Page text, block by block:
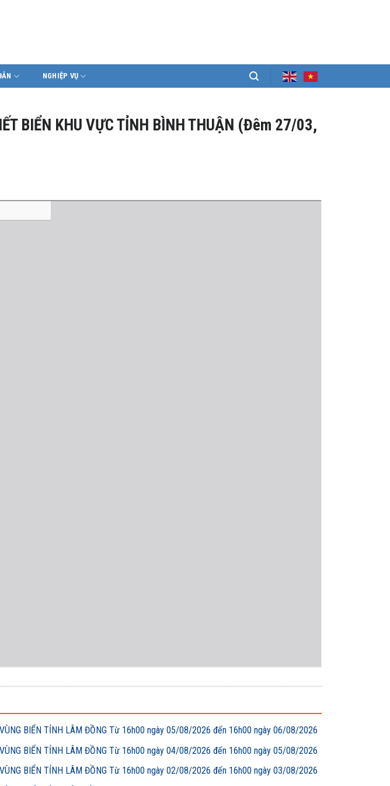
NGHIỆP VỤ
BIỂN KHU VỰC TỈNH BÌNH THUẬN (Đêm 27/03,
BIỂN TỈNH LÂM ĐỒNG Từ 16h00 ngày 05/08/2026 đến 16h00 ngày 06/08/2026
BIỂN TỈNH LÂM ĐỒNG Từ 16h00 ngày 04/08/2026 đến 16h00 ngày 05/08/2026
BIỂN TỈNH LÂM ĐỒNG Từ 16h00 ngày 02/08/2026 đến 16h00 ngày 03/08/2026